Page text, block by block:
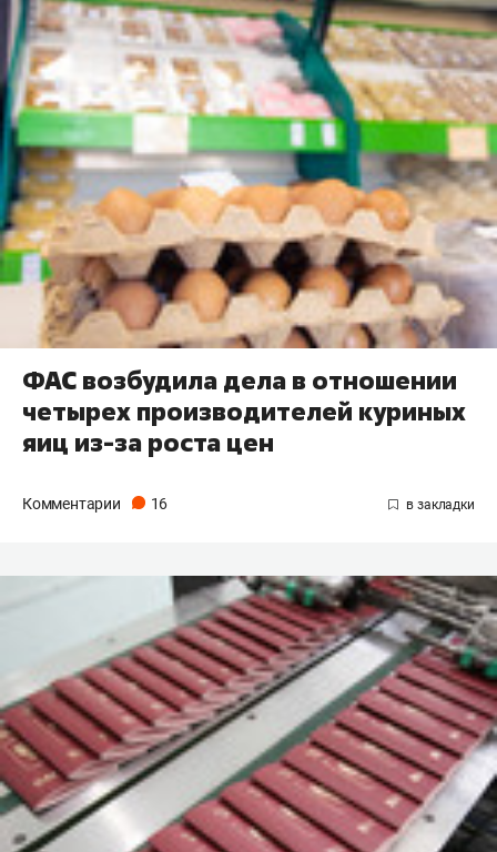
ФАС возбудила дела в отношении
четырех производителей куриных
яиц из-за роста цен
Комментарии 16